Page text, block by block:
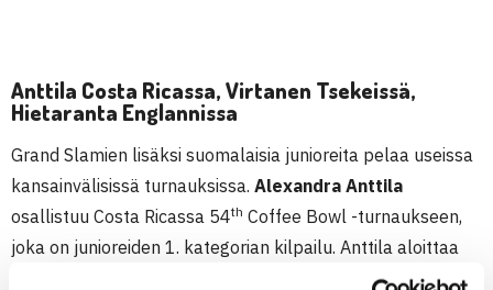
Anttila Costa Ricassa, Virtanen Tsekeissä,
Hietaranta Englannissa
Grand Slamien lisäksi suomalaisia junioreita pelaa useissa
kansainvälisissä turnauksissa. Alexandra Anttila
osallistuu Costa Ricassa 54th Coffee Bowl -turnaukseen,
joka on junioreiden 1. kategorian kilpailu. Anttila aloittaa
pelinsä tänään maanantaina ja kohtaa ensimmäisellä